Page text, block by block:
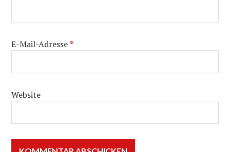
E-Mail-Adresse*
Website